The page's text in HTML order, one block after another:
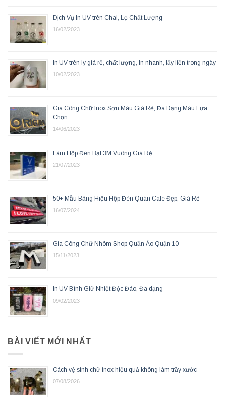
Dịch Vụ In UV trên Chai, Lọ Chất Lượng
16/02/2023
In UV trên ly giá rẻ, chất lượng, In nhanh, lấy liền trong ngày
10/02/2023
Gia Công Chữ Inox Sơn Màu Giá Rẻ, Đa Dạng Màu Lựa
Chọn
14/06/2023
Làm Hộp Đèn Bạt 3M Vuông Giá Rẻ
21/07/2023
50+ Mẫu Bảng Hiệu Hộp Đèn Quán Cafe Đẹp, Giá Rẻ
16/07/2024
Gia Công Chữ Nhôm Shop Quần Áo Quận 10
15/11/2023
In UV Bình Giữ Nhiệt Độc Đáo, Đa dạng
09/02/2023
BÀI VIẾT MỚI NHẤT
Cách vệ sinh chữ inox hiệu quả không làm trầy xước
07/08/2026